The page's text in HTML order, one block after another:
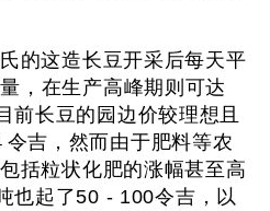
的这造长豆开采后每天平
，在生产高峰期则可达
前长豆的园边价较理想且
吉，然而由于肥料等农
括粒状化肥的涨幅甚至高
也起了50 - 100令吉，以